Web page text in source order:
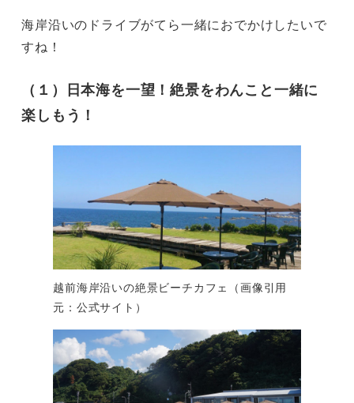
海岸沿いのドライブがてら一緒におでかけしたいで
すね！
（１）日本海を一望！絶景をわんこと一緒に
楽しもう！
越前海岸沿いの絶景ビーチカフェ（画像引用
元：公式サイト）